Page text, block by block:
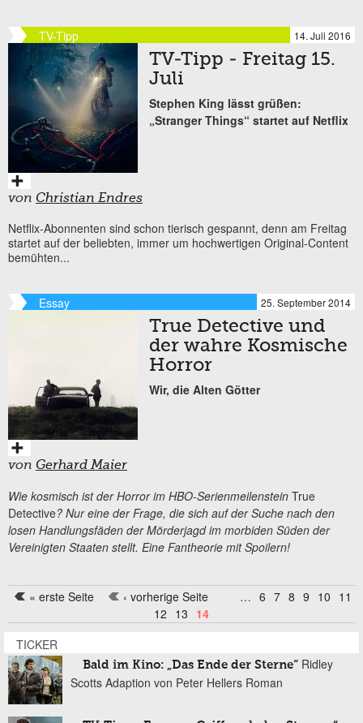
TV-Tipp 14. Juli 2016
TV-Tipp - Freitag 15.
Juli
Stephen King lässt grüßen:
„Stranger Things“ startet auf Netflix
von Christian Endres
Netflix-Abonnenten sind schon tierisch gespannt, denn am Freitag
startet auf der beliebten, immer um hochwertigen Original-Content
bemühten...
Essay 25. September 2014
True Detective und
der wahre Kosmische
Horror
Wir, die Alten Götter
von Gerhard Maier
Wie kosmisch ist der Horror im HBO-Serienmeilenstein True
Detective? Nur eine der Frage, die sich auf der Suche nach den
losen Handlungsfäden der Mörderjagd im morbiden Süden der
Vereinigten Staaten stellt. Eine Fantheorie mit Spoilern!
Seiten
« erste Seite ‹ vorherige Seite … 6 7 8 9 10 11
12 13 14
TICKER
Bald im Kino: „Das Ende der Sterne“ Ridley
Scotts Adaption von Peter Hellers Roman